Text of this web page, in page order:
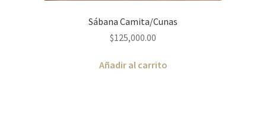
Sábana Camita/Cunas
$125,000.00
Añadir al carrito